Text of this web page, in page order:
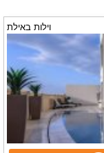
וילות באילת